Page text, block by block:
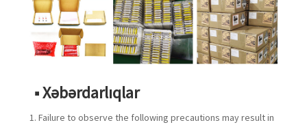
■ Xəbərdarlıqlar
1. Failure to observe the following precautions may result in